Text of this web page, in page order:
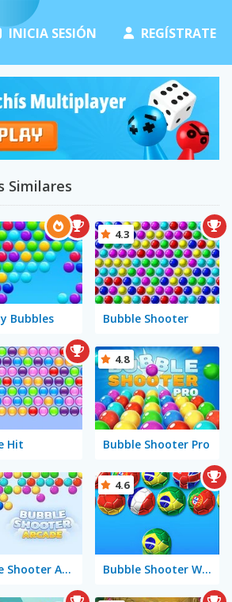
INICIA SESIÓN REGÍSTRATE
Similares
Bubbles Bubble Shooter
4.3
Hit Bubble Shooter Pro
4.8
Bubble Shooter Arcade Bubble Shooter World Cup
4.6